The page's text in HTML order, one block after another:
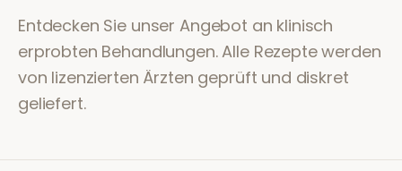
Entdecken Sie unser Angebot an klinisch
erprobten Behandlungen. Alle Rezepte werden
von lizenzierten Ärzten geprüft und diskret
geliefert.